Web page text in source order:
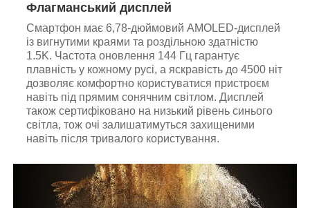
Флагманський дисплей
Смартфон має 6,78-дюймовий AMOLED-дисплей
із вигнутими краями та роздільною здатністю
1.5K. Частота оновлення 144 Гц гарантує
плавність у кожному русі, а яскравість до 4500 ніт
дозволяє комфортно користуватися пристроєм
навіть під прямим сонячним світлом. Дисплей
також сертифіковано на низький рівень синього
світла, тож очі залишатимуться захищеними
навіть після тривалого користування.